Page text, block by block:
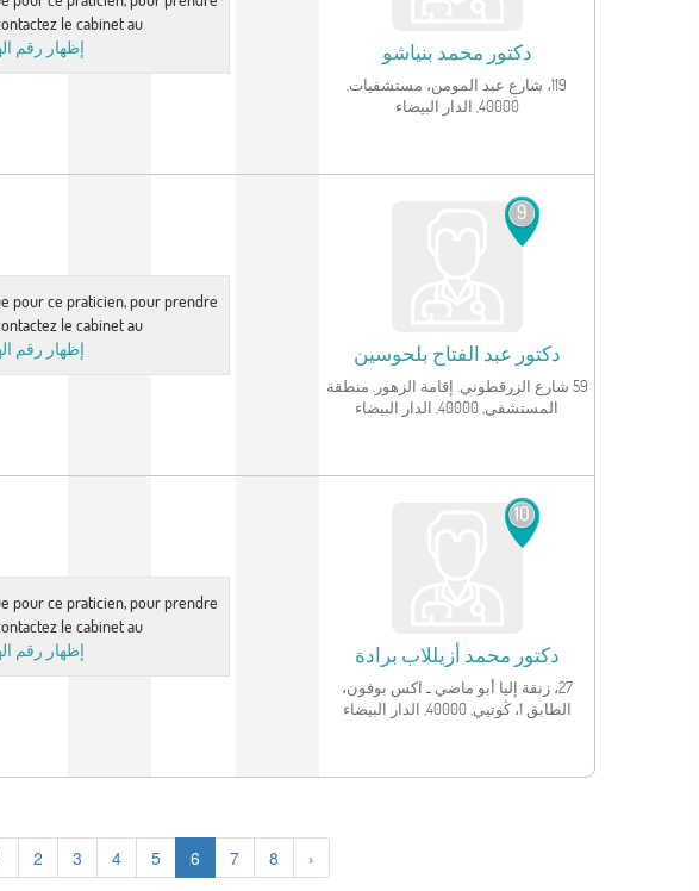
دكتور محمد بنياشو
119، شارع عبد المومن، مستشفيات,
40000, الدار البيضاء
le cabinet au
إظهار رقم
9
دكتور عبد الفتاح بلحوسين
59 شارع الزرقطوني. إقامة الزهور. منطقة
المستشفى, 40000, الدار البيضاء
pour ce praticien, pour prendre
le cabinet au
إظهار رقم
10
دكتور محمد أزيللاب برادة
27، زنقة إليا أبو ماضي ـ اكس بوفون،
الطابق 1، ڭوتيي, 40000, الدار البيضاء
pour ce praticien, pour prendre
le cabinet au
إظهار رقم
2 3 4 5 6 7 8 ›